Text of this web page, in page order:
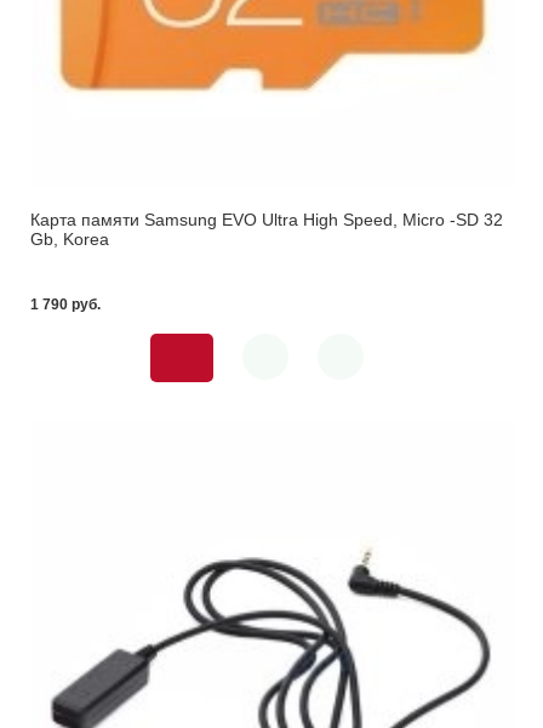
Карта памяти Samsung EVO Ultra High Speed, Micro -SD 32
Gb, Korea
1 790 pуб.